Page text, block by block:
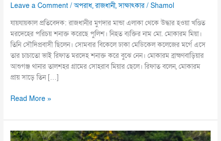
Leave a Comment /অপরাধ,রাজধানী,সাক্ষাৎকার/Shamol
যায়যায়কাল প্রতিবেদক: রাজধানীর মুগদার মান্ডা এলাকা থেকে উদ্ধার হওয়া খণ্ডিত
মরদেহের পরিচয় শনাক্ত করেছে পুলিশ। নিহত ব্যক্তির নাম মো. মোকারম মিয়া।
তিনি সৌদিপ্রবাসী ছিলেন। সোমবার বিকেলে ঢাকা মেডিকেল কলেজের মর্গে এসে
তার চাচাতো ভাই রিফাত মরদেহ শনাক্ত করে বুঝে নেন। মোকারম ব্রাহ্মণবাড়িয়ার
আশুগঞ্জ থানার তালশহর গ্রামের সোহরাব মিয়ার ছেলে। রিফাত বলেন, মোকারম
প্রায় সাড়ে তিন […]
Read More »
সুন্দরবনে